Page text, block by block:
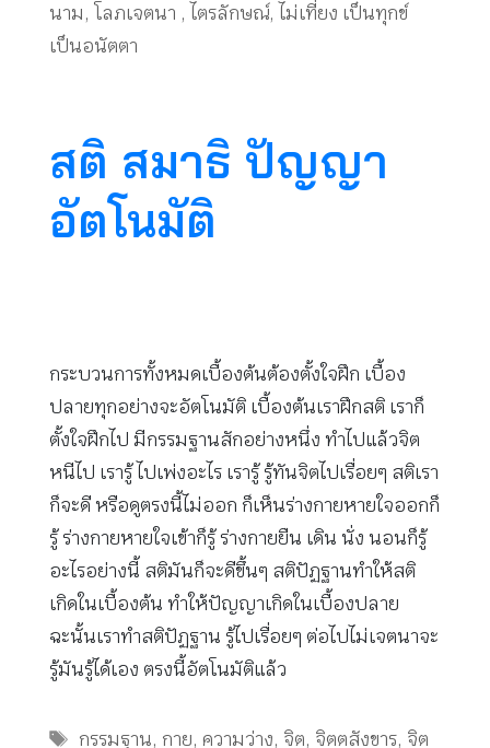
นาม, โลภเจตนา , ไตรลักษณ์, ไม่เที่ยง เป็นทุกข์
เป็นอนัตตา
สติ สมาธิ ปัญญา
อัตโนมัติ
กระบวนการทั้งหมดเบื้องต้นต้องตั้งใจฝึก เบื้อง
ปลายทุกอย่างจะอัตโนมัติ เบื้องต้นเราฝึกสติ เราก็
ตั้งใจฝึกไป มีกรรมฐานสักอย่างหนึ่ง ทำไปแล้วจิต
หนีไป เรารู้ ไปเพ่งอะไร เรารู้ รู้ทันจิตไปเรื่อยๆ สติเรา
ก็จะดี หรือดูตรงนี้ไม่ออก ก็เห็นร่างกายหายใจออกก็
รู้ ร่างกายหายใจเข้าก็รู้ ร่างกายยืน เดิน นั่ง นอนก็รู้
อะไรอย่างนี้ สติมันก็จะดีขึ้นๆ สติปัฏฐานทำให้สติ
เกิดในเบื้องต้น ทำให้ปัญญาเกิดในเบื้องปลาย
ฉะนั้นเราทำสติปัฏฐาน รู้ไปเรื่อยๆ ต่อไปไม่เจตนาจะ
รู้มันรู้ได้เอง ตรงนี้อัตโนมัติแล้ว
Tags
กรรมฐาน, กาย,ความว่าง, จิต, จิตตสังขาร, จิต